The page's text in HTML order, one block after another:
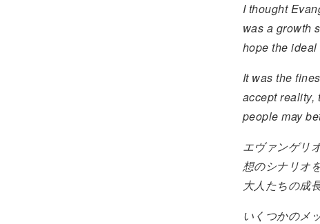
I thought
was a growth
hope the ideal
It was the
accept reality,
people may
エヴァンゲリ
想のシナリオ
大人たちの成
いくつかのメ